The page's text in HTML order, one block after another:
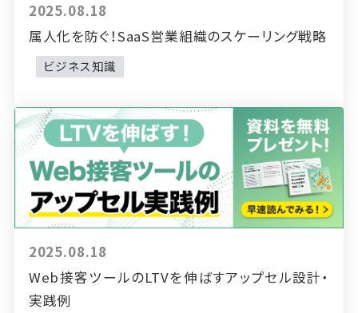
2025.08.18
属人化を防ぐ！SaaS営業組織のスケーリング戦略
ビジネス知識
2025.08.18
Web接客ツールのLTVを伸ばすアップセル設計・
実践例